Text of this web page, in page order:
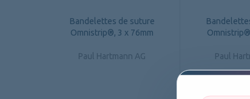
Bandelettes de suture
Omnistrip®, 3 x 76mm
Paul Hartmann AG Paul